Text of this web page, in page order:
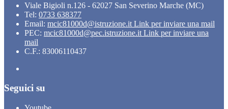
Viale Bigioli n.126 - 62027 San Severino Marche (MC)
Tel: 0733 638377
Email: mcic81000d@istruzione.it Link per inviare una mail
PEC: mcic81000d@pec.istruzione.it Link per inviare una
mail
C.F.: 83006110437
Seguici su